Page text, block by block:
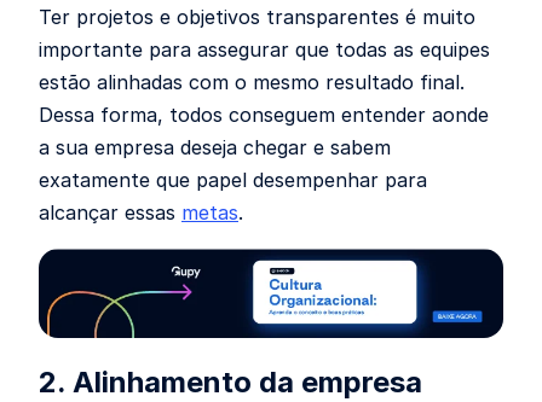
Ter projetos e objetivos transparentes é muito
importante para assegurar que todas as equipes
estão alinhadas com o mesmo resultado final.
Dessa forma, todos conseguem entender aonde
a sua empresa deseja chegar e sabem
exatamente que papel desempenhar para
alcançar essas metas.
2. Alinhamento da empresa